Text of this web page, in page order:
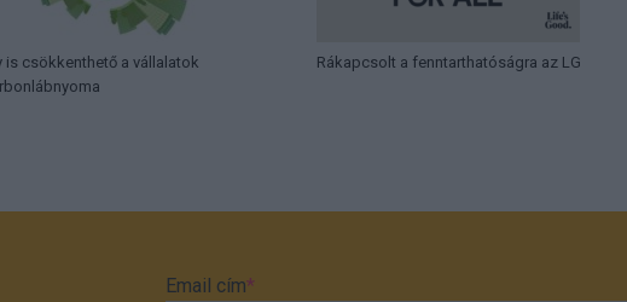
is csökkenthető a vállalatok
Rákapcsolt a fenntarthatóságra az LG
Email cím*